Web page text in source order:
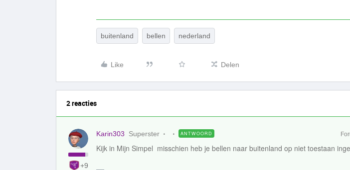
buitenland bellen nederland
Like Delen
2 reacties
+9
Karin303 Superster ANTWOORD
Kijk in Mijn Simpel misschien heb je bellen naar buitenland op niet toestaan